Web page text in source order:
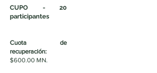
CUPO - 20
participantes
Cuota de
recuperación:
$600.00 MN.